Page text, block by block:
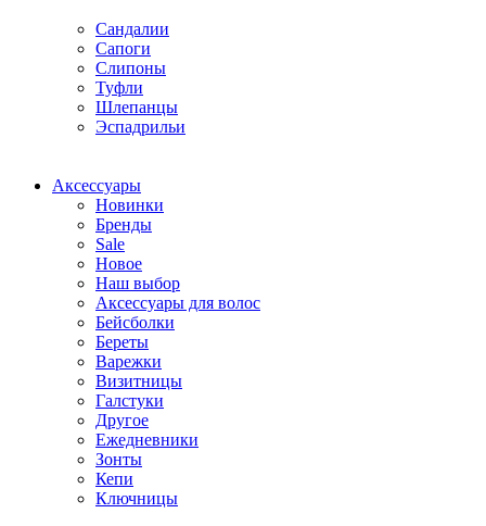
Сандалии
Сапоги
Слипоны
Туфли
Шлепанцы
Эспадрильи
Аксессуары
Новинки
Бренды
Sale
Новое
Наш выбор
Аксессуары для волос
Бейсболки
Береты
Варежки
Визитницы
Галстуки
Другое
Ежедневники
Зонты
Кепи
Ключницы